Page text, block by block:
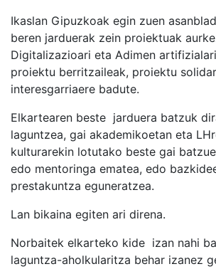
Ikaslan Gipuzkoak egin zuen
beren jarduerak zein proiektuak
Digitalizazioari eta Adimen
proiektu berritzaileak, proiektu
interesgarriaere badute.
Elkartearen beste jarduera batzuk
laguntzea, gai akademikoetan eta
kulturarekin lotutako beste gai
edo mentoringa ematea, edo
prestakuntza eguneratzea.
Lan bikaina egiten ari direna.
Norbaitek elkarteko kide izan nahi
laguntza-aholkularitza behar izanez